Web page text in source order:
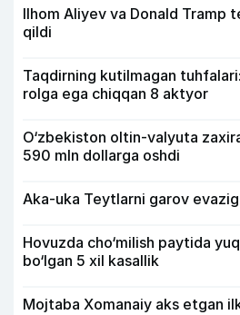
Ilhom Aliyev va Donald Tramp
qildi
Taqdirning kutilmagan
rolga ega chiqqan 8 aktyor
O‘zbekiston oltin-valyuta
590 mln dollarga oshdi
Aka-uka Teytlarni garov
Hovuzda cho‘milish paytida
bo‘lgan 5 xil kasallik
Mojtaba Xomanaiy aks etgan